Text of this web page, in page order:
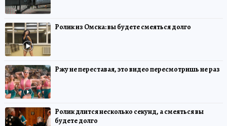
Ролик из Омска: вы будете смеяться долго
Ржу не переставая, это видео пересмотришь не раз
Ролик длится несколько секунд, а смеяться вы
будете долго